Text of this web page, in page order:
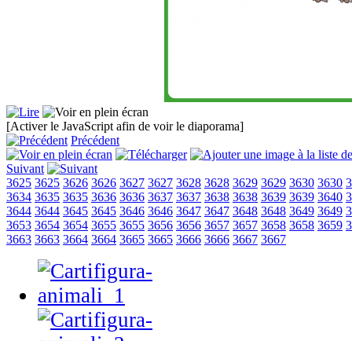
[Activer le JavaScript afin de voir le diaporama]
Précédent
Suivant
3625 3625 3626 3626 3627 3627 3628 3628 3629 3629 3630 3630
3634 3635 3635 3636 3636 3637 3637 3638 3638 3639 3639 3640
3644 3644 3645 3645 3646 3646 3647 3647 3648 3648 3649 3649
3653 3654 3654 3655 3655 3656 3656 3657 3657 3658 3658 3659
3663 3663 3664 3664 3665 3665 3666 3666 3667 3667